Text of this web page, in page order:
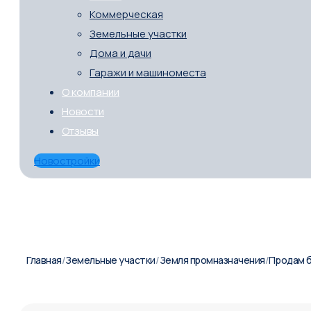
Коммерческая
Земельные участки
Дома и дачи
Гаражи и машиноместа
О компании
Новости
Отзывы
Новостройки
Главная/Земельные участки/Земля промназначения/Продам